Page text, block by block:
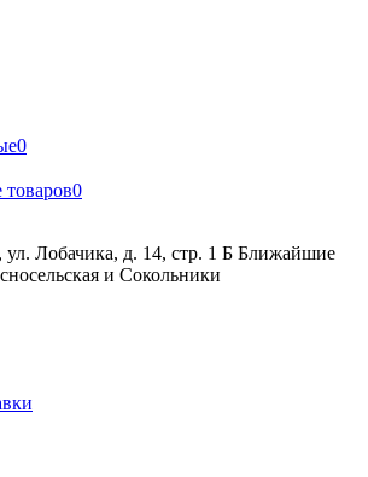
0
0
ул. Лобачика, д. 14, стр. 1 Б Ближайшие
и Сокольники